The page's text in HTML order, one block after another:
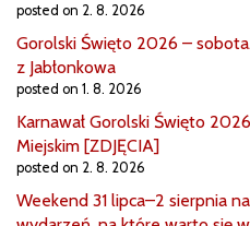
posted on 2. 8. 2026
Gorolski Święto 2026 –
z Jabłonkowa
posted on 1. 8. 2026
Karnawał Gorolski Święto
Miejskim [ZDJĘCIA]
posted on 2. 8. 2026
Weekend 31 lipca–2 sierpnia